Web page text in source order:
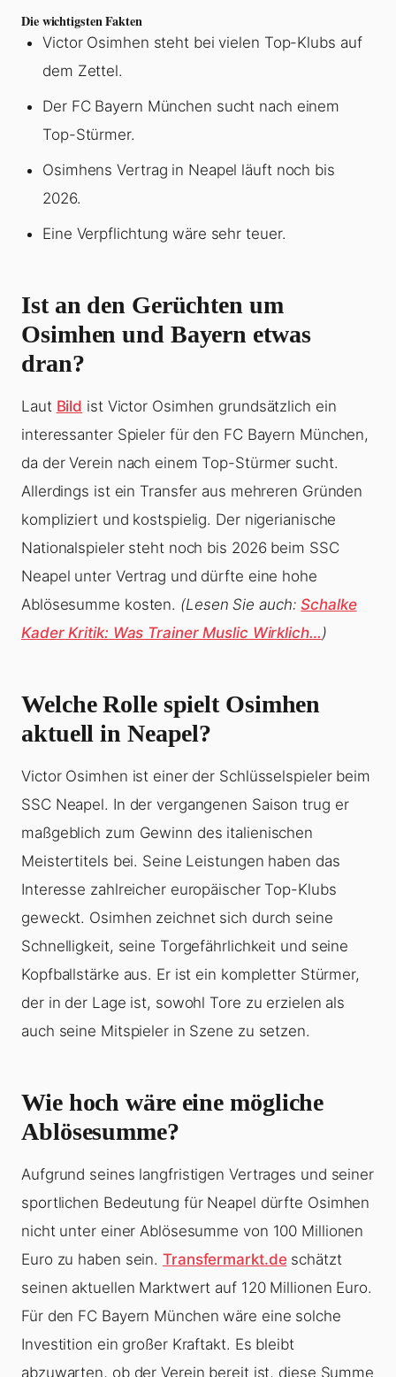
Die wichtigsten Fakten
Victor Osimhen steht bei vielen Top-Klubs auf
dem Zettel.
Der FC Bayern München sucht nach einem
Top-Stürmer.
Osimhens Vertrag in Neapel läuft noch bis
2026.
Eine Verpflichtung wäre sehr teuer.
Ist an den Gerüchten um
Osimhen und Bayern etwas
dran?
Laut Bild ist Victor Osimhen grundsätzlich ein
interessanter Spieler für den FC Bayern München,
da der Verein nach einem Top-Stürmer sucht.
Allerdings ist ein Transfer aus mehreren Gründen
kompliziert und kostspielig. Der nigerianische
Nationalspieler steht noch bis 2026 beim SSC
Neapel unter Vertrag und dürfte eine hohe
Ablösesumme kosten. (Lesen Sie auch:Schalke
Kader Kritik: Was Trainer Muslic Wirklich…)
Welche Rolle spielt Osimhen
aktuell in Neapel?
Victor Osimhen ist einer der Schlüsselspieler beim
SSC Neapel. In der vergangenen Saison trug er
maßgeblich zum Gewinn des italienischen
Meistertitels bei. Seine Leistungen haben das
Interesse zahlreicher europäischer Top-Klubs
geweckt. Osimhen zeichnet sich durch seine
Schnelligkeit, seine Torgefährlichkeit und seine
Kopfballstärke aus. Er ist ein kompletter Stürmer,
der in der Lage ist, sowohl Tore zu erzielen als
auch seine Mitspieler in Szene zu setzen.
Wie hoch wäre eine mögliche
Ablösesumme?
Aufgrund seines langfristigen Vertrages und seiner
sportlichen Bedeutung für Neapel dürfte Osimhen
nicht unter einer Ablösesumme von 100 Millionen
Euro zu haben sein. Transfermarkt.deschätzt
seinen aktuellen Marktwert auf 120 Millionen Euro.
Für den FC Bayern München wäre eine solche
Investition ein großer Kraftakt. Es bleibt
abzuwarten, ob der Verein bereit ist, diese Summe